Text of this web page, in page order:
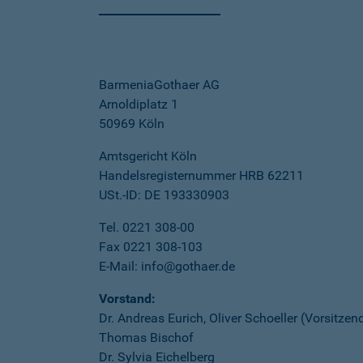
BarmeniaGothaer AG
Arnoldiplatz 1
50969 Köln
Amtsgericht Köln
Handelsregisternummer HRB 62211
USt.-ID: DE 193330903
Tel. 0221 308-00
Fax 0221 308-103
E-Mail: info@gothaer.de
Vorstand:
Dr. Andreas Eurich, Oliver Schoeller
Thomas Bischof
Dr. Sylvia Eichelberg